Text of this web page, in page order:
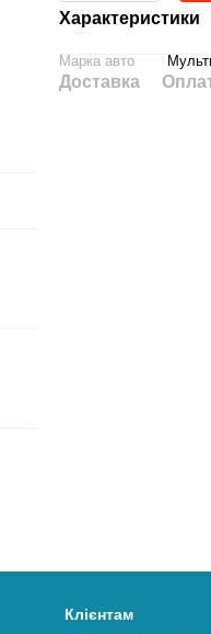
Характеристики
Марка авто
Доставка
Клієнтам